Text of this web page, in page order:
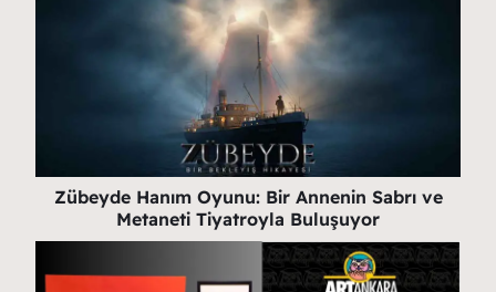
Zübeyde Hanım Oyunu: Bir Annenin Sabrı ve
Metaneti Tiyatroyla Buluşuyor